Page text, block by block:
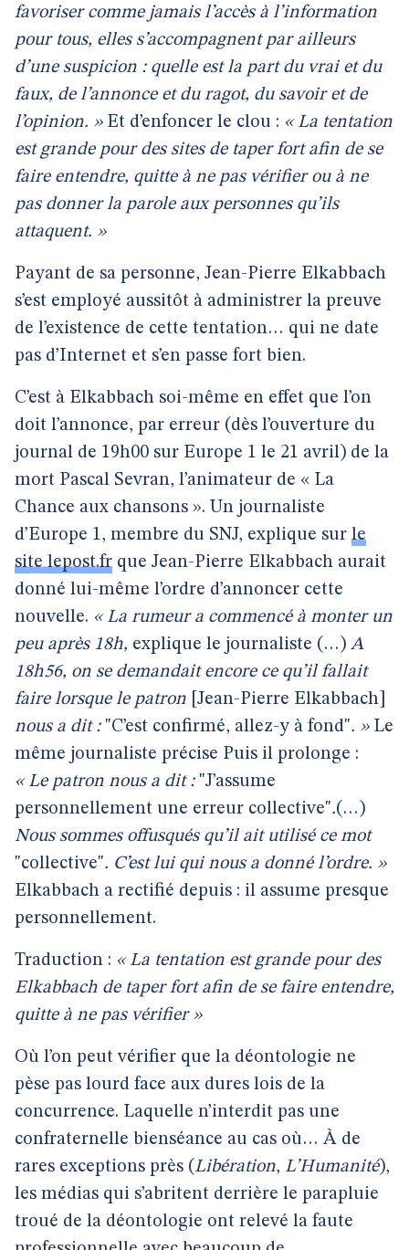
favoriser comme jamais l’accès à l’information
pour tous, elles s’accompagnent par ailleurs
d’une suspicion : quelle est la part du vrai et du
faux, de l’annonce et du ragot, du savoir et de
l’opinion. »Et d’enfoncer le clou : « La tentation
est grande pour des sites de taper fort afin de se
faire entendre, quitte à ne pas vérifier ou à ne
pas donner la parole aux personnes qu’ils
attaquent. »
Payant de sa personne, Jean-Pierre Elkabbach
s’est employé aussitôt à administrer la preuve
de l’existence de cette tentation… qui ne date
pas d’Internet et s’en passe fort bien.
C’est à Elkabbach soi-même en effet que l’on
doit l’annonce, par erreur (dès l’ouverture du
journal de 19h00 sur Europe 1 le 21 avril) de la
mort Pascal Sevran, l’animateur de « La
Chance aux chansons ». Un journaliste
d’Europe 1, membre du SNJ, explique sur le
site lepost.fr que Jean-Pierre Elkabbach aurait
donné lui-même l’ordre d’annoncer cette
nouvelle. « La rumeur a commencé à monter un
peu après 18h, explique le journaliste (…) A
18h56, on se demandait encore ce qu’il fallait
faire lorsque le patron [Jean-Pierre Elkabbach]
nous a dit : "C’est confirmé, allez-y à fond". »Le
même journaliste précise Puis il prolonge :
« Le patron nous a dit : "J’assume
personnellement une erreur collective".(…)
Nous sommes offusqués qu’il ait utilisé ce mot
"collective". C’est lui qui nous a donné l’ordre. »
Elkabbach a rectifié depuis : il assume presque
personnellement.
Traduction : « La tentation est grande pour des
Elkabbach de taper fort afin de se faire entendre,
quitte à ne pas vérifier »
Où l’on peut vérifier que la déontologie ne
pèse pas lourd face aux dures lois de la
concurrence. Laquelle n’interdit pas une
confraternelle bienséance au cas où… À de
rares exceptions près (Libération, L’Humanité),
les médias qui s’abritent derrière le parapluie
troué de la déontologie ont relevé la faute